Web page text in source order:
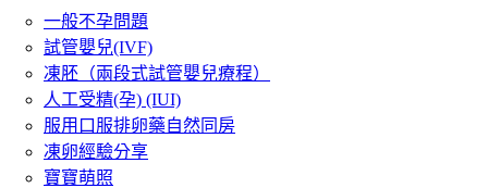
一般不孕問題
試管嬰兒(IVF)
凍胚（兩段式試管嬰兒療程）
人工受精(孕) (IUI)
服用口服排卵藥自然同房
凍卵經驗分享
寶寶萌照